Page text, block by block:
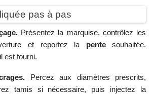
pas à pas
Présentez la marquise, contrôlez les
et reportez la pentesouhaitée.
est fourni.
Percez aux diamètres prescrits,
tamis si nécessaire, puis injectez la